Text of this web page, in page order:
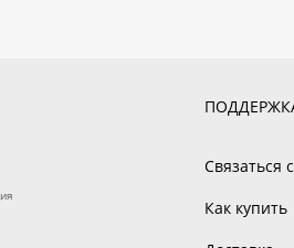
Связаться
Как купить